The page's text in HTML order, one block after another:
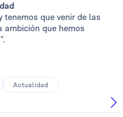
tenemos que venir de las
ambición que hemos
Actualidad